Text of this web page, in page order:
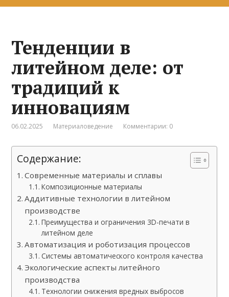
Тенденции в
литейном деле: от
традиций к
инновациям
06.02.2025 Материаловедение Комментарии: 0
Содержание:
Современные материалы и сплавы
Композиционные материалы
Аддитивные технологии в литейном
производстве
Преимущества и ограничения 3D-печати в
литейном деле
Автоматизация и роботизация процессов
Системы автоматического контроля качества
Экологические аспекты литейного
производства
Технологии снижения вредных выбросов